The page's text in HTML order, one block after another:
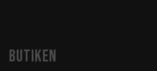
BUTIKEN